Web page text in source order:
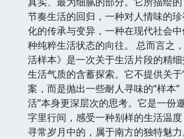
节奏生活的回归，一种对人情味的
化的传承与变异，一种在现代社会
种纯粹生活状态的向往。 总而言之
活样本》是一次关于生活片段的精
生活气质的含蓄探索。它不提供关于
案，而是抛出一些耐人寻味的“样本”
活”本身更深层次的思考。它是一份
字里行间，感受一种别样的生活温
寻常岁月中的，属于南方的独特魅力